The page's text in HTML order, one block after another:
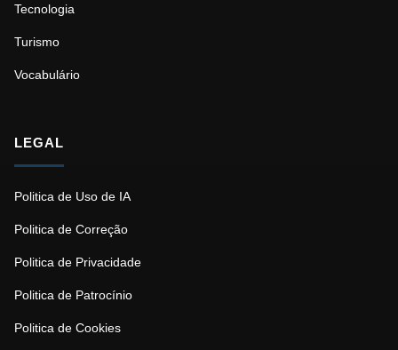
Tecnologia
Turismo
Vocabulário
LEGAL
Politica de Uso de IA
Politica de Correção
Politica de Privacidade
Politica de Patrocínio
Politica de Cookies